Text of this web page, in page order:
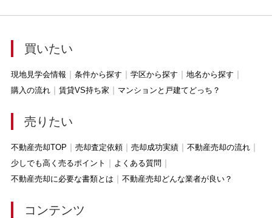
買いたい
現地見学会情報 条件から探す 学区から探す
地名から探す
購入の流れ
賃貸VS持ち家 マンションと戸建てどっち？
売りたい
不動産売却TOP 売却査定依頼 売却成功実績
不動産売却の流れ
少しでも高く売るポイント
よくある質問
不動産売却に必要な書類とは
不動産売却どんな業者が良い？
コンテンツ